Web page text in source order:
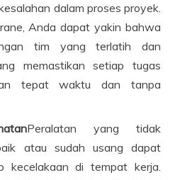
dalam proses proyek.
Anda dapat yakin bahwa
tim yang terlatih dan
memastikan setiap tugas
tepat waktu dan tanpa
Peralatan yang tidak
atau sudah usang dapat
kecelakaan di tempat kerja.